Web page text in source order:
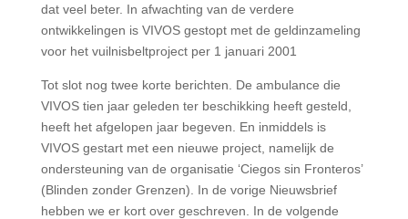
dat veel beter. In afwachting van de verdere
ontwikkelingen is VIVOS gestopt met de geldinzameling
voor het vuilnisbeltproject per 1 januari 2001
Tot slot nog twee korte berichten. De ambulance die
VIVOS tien jaar geleden ter beschikking heeft gesteld,
heeft het afgelopen jaar begeven. En inmiddels is
VIVOS gestart met een nieuwe project, namelijk de
ondersteuning van de organisatie ‘Ciegos sin Fronteros’
(Blinden zonder Grenzen). In de vorige Nieuwsbrief
hebben we er kort over geschreven. In de volgende